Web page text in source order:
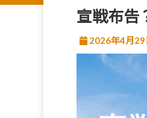
宣戦布告
2026年4月29